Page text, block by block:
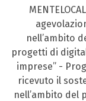
nell’ambito
progetti di
imprese” -
ricevuto il
nell’ambito del